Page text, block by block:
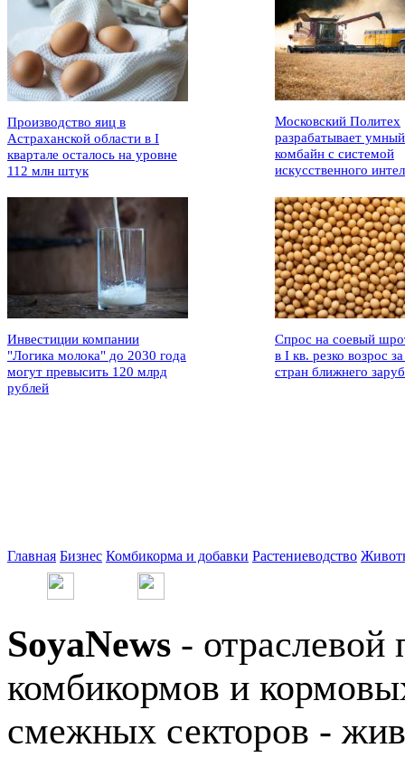
Производство яиц в
Астраханской области в I
квартале осталось на уровне
112 млн штук
Московский Политех
разрабатывает умный
комбайн с системой
искусственного
Инвестиции компании
"Логика молока" до 2030 года
могут превысить 120 млрд
рублей
Спрос на соевый
в I кв. резко возрос
стран ближнего
Главная Бизнес Комбикорма и добавки Растениеводство
SoyaNews - отраслевой
комбикормов и
смежных секторов -